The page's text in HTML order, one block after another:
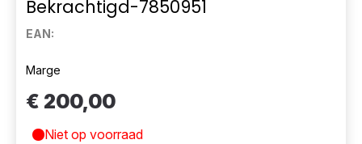
Bekrachtigd-7850951
EAN:
Marge
€ 200,00
Niet op voorraad